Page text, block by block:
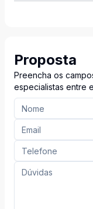
Proposta
Preencha os
especialistas entre